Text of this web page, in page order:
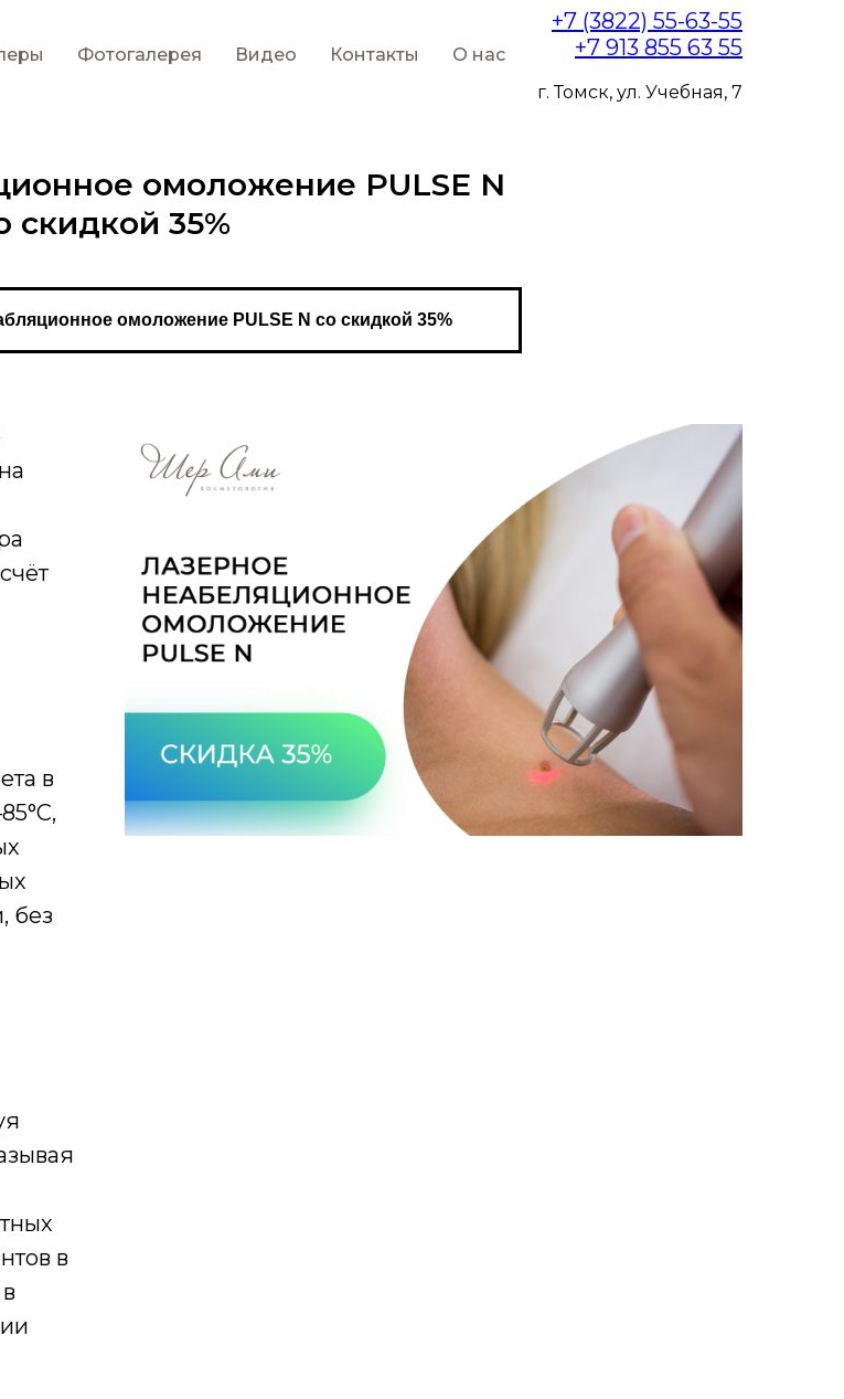
Фотогалерея Видео Контакты О нас
+7 (3822) 55-63-55
+7 913 855 63 55
г. Томск, ул. Учебная, 7
омоложение PULSE N
скидкой 35%
омоложение PULSE N со скидкой 35%
в
без
в